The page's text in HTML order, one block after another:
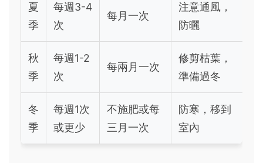
夏
季
每週3-4
次
每月一次
注意通風，
防曬
秋
季
每週1-2
次
每兩月一次
修剪枯葉，
準備過冬
冬
季
每週1次
或更少
不施肥或每
三月一次
防寒，移到
室內